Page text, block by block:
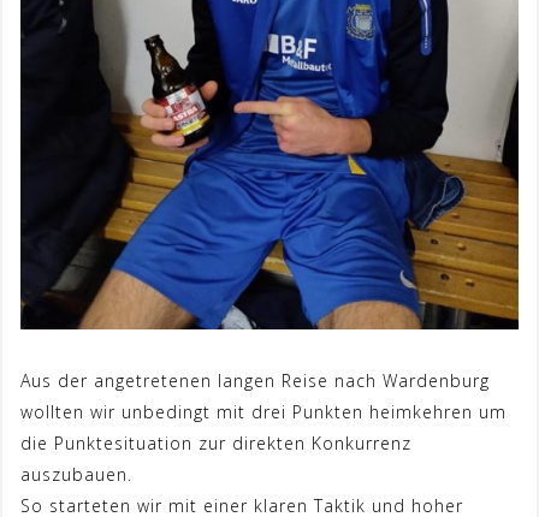
Aus der angetretenen langen Reise nach Wardenburg
wollten wir unbedingt mit drei Punkten heimkehren um
die Punktesituation zur direkten Konkurrenz
auszubauen.
So starteten wir mit einer klaren Taktik und hoher